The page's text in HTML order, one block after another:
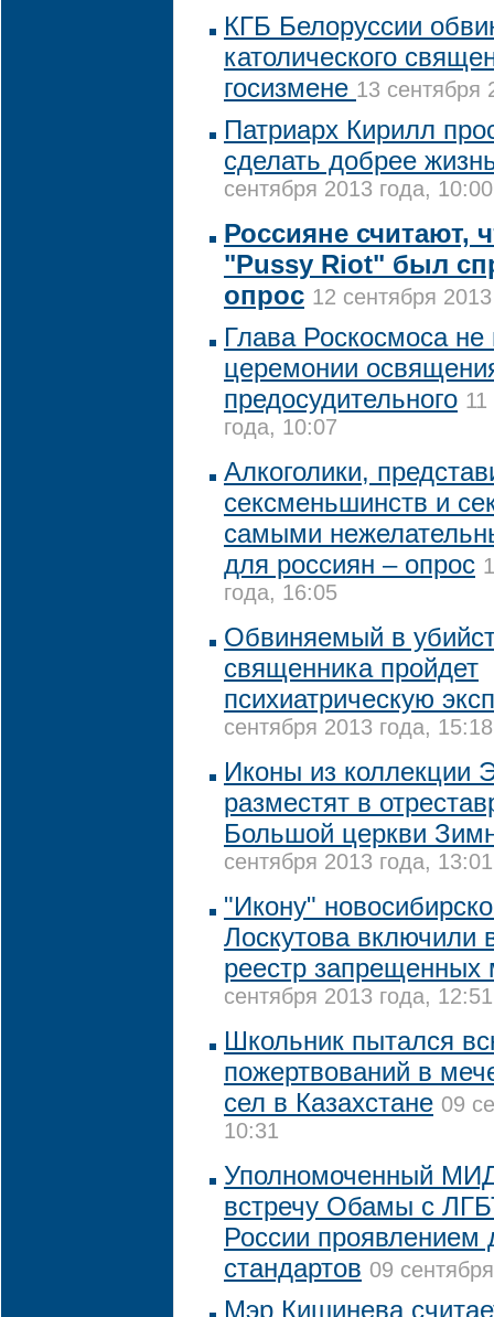
КГБ Белоруссии
католического
госизмене 13 сентября
Патриарх Кирилл
сделать добрее
сентября 2013 года, 10:00
Россияне считают,
"Pussy Riot" был
опрос 12 сентября
Глава Роскосмоса не
церемонии
предосудительного
года, 10:07
Алкоголики,
сексменьшинств и
самыми
для россиян – опрос
года, 16:05
Обвиняемый в
священника пройдет
психиатрическую
сентября 2013 года, 15:18
Иконы из коллекции
разместят в
Большой церкви
сентября 2013 года, 13:01
"Икону"
Лоскутова включили
реестр запрещенных
сентября 2013 года, 12:51
Школьник пытался
пожертвований в
сел в Казахстане 09
10:31
Уполномоченный
встречу Обамы с
России проявлением
стандартов 09
Мэр Кишинева